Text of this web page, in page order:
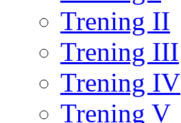
Trening II
Trening III
Trening IV
Trening V